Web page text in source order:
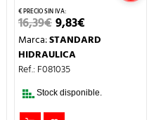
16,39€EL
PRECIO
ORIGINAL
ERA:
16,39€.
9,83€PRECIO
ACTUAL
Marca:STANDARD
HIDRAULICA
Ref.: F081035
Stock disponible.